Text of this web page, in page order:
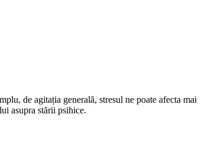
de agitația generală, stresul ne poate afecta mai
asupra stării psihice.